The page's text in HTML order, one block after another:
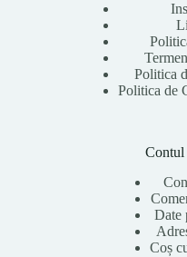
Politica
Politica de
Contul
Date
Coș